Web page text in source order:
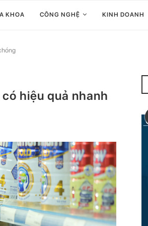
KHOA CÔNG NGHỆ KINH DOANH
hiệu quả nhanh